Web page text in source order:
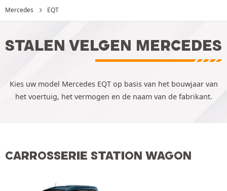
Mercedes EQT
STALEN VELGEN MERCEDES
Kies uw model Mercedes EQT op basis van het bouwjaar van
het voertuig, het vermogen en de naam van de fabrikant.
CARROSSERIE STATION WAGON